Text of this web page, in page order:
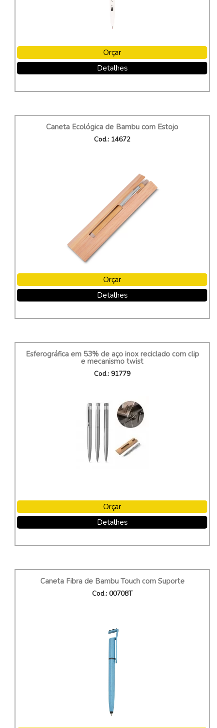
Orçar
Detalhes
Caneta Ecológica de Bambu com Estojo
Cod.: 14672
Orçar
Detalhes
Esferográfica em 53% de aço inox reciclado com clip
e mecanismo twist
Cod.: 91779
Orçar
Detalhes
Caneta Fibra de Bambu Touch com Suporte
Cod.: 00708T